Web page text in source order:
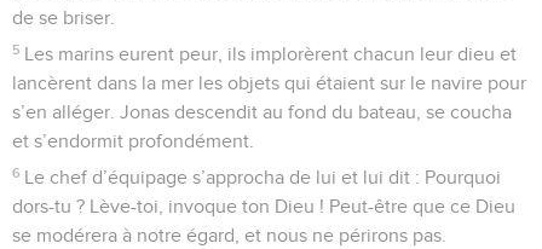
de se briser.
5 Les marins eurent peur, ils implorèrent chacun leur dieu et
lancèrent dans la mer les objets qui étaient sur le navire pour
s’en alléger. Jonas descendit au fond du bateau, se coucha
et s’endormit profondément.
6 Le chef d’équipage s’approcha de lui et lui dit : Pourquoi
dors-tu ? Lève-toi, invoque ton Dieu ! Peut-être que ce Dieu
se modérera à notre égard, et nous ne périrons pas.